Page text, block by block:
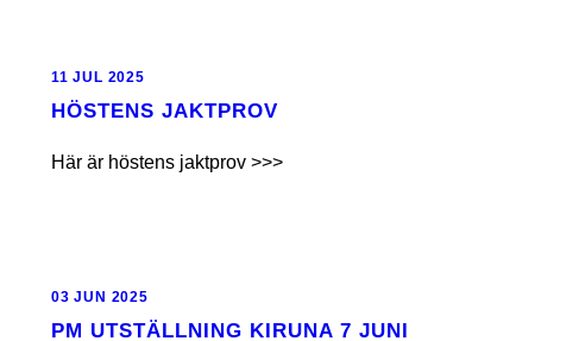
11 JUL 2025
HÖSTENS JAKTPROV
Här är höstens jaktprov >>>
03 JUN 2025
PM UTSTÄLLNING KIRUNA 7 JUNI